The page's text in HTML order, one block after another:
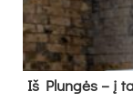
Iš Plungės – į